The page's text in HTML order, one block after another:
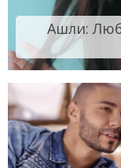
Ашли: